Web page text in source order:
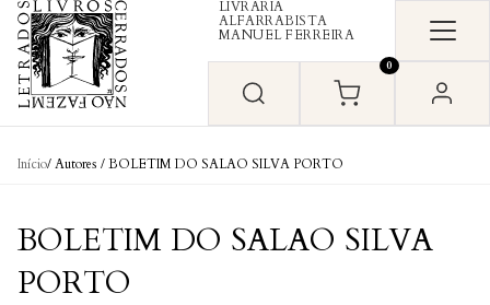
Skip to content
LIVRARIA
ALFARRABISTA
MANUEL FERREIRA
0
Início/ Autores / BOLETIM DO SALAO SILVA PORTO
BOLETIM DO SALAO SILVA
PORTO